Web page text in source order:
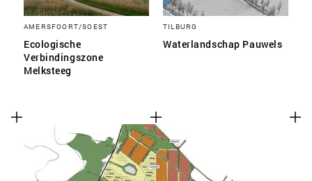
AMERSFOORT/SOEST
Ecologische
Verbindingszone
Melksteeg
TILBURG
Waterlandschap Pauwels